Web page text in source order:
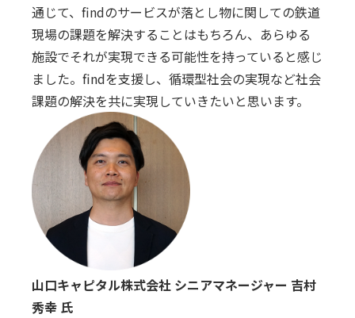
通じて、findのサービスが落とし物に関しての鉄道
現場の課題を解決することはもちろん、あらゆる
施設でそれが実現できる可能性を持っていると感じ
ました。findを⽀援し、循環型社会の実現など社会
課題の解決を共に実現していきたいと思います。
⼭⼝キャピタル株式会社 シニアマネージャー 吉村
秀幸 ⽒